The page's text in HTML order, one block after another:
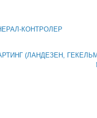
КОНТРОЛЕР
(ЛАНДЕЗЕН,